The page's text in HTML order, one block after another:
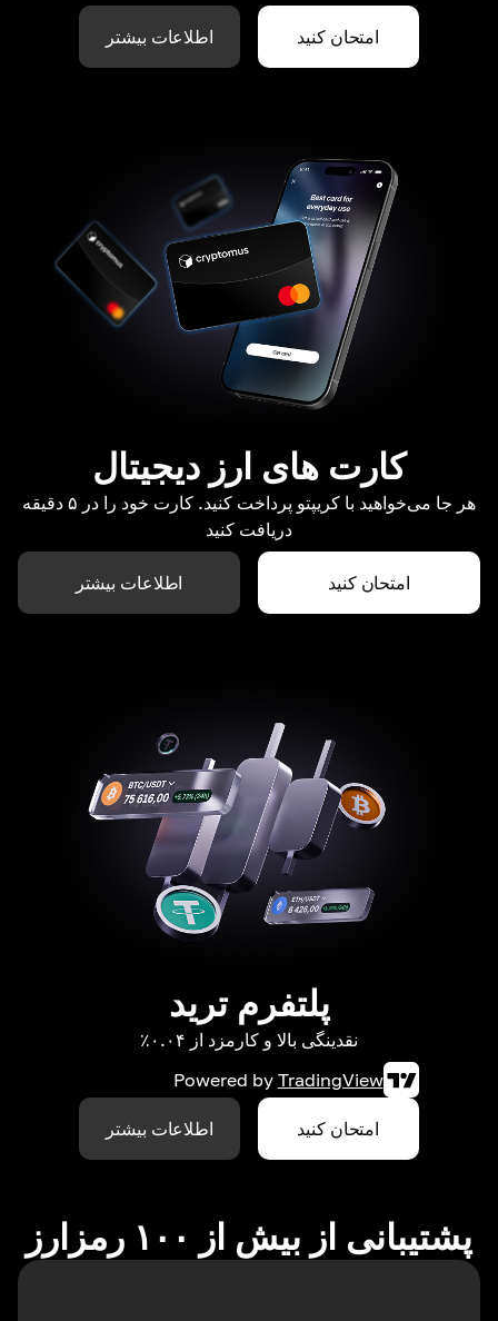
امتحان کنید اطلاعات بیشتر
کارت های ارز دیجیتال
هر جا می‌خواهید با کریپتو پرداخت کنید. کارت خود را در ۵ دقیقه
دریافت کنید
امتحان کنید اطلاعات بیشتر
پلتفرم ترید
نقدینگی بالا و کارمزد از ۰.۰۴٪
Powered by TradingView
امتحان کنید اطلاعات بیشتر
پشتیبانی از بیش از ۱۰۰ رمزارز